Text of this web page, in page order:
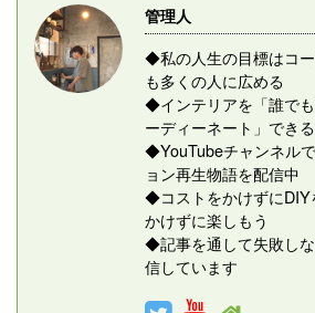
管理人
◆私の人生の目標はコ
も多くの人に広める
◆インテリアを「誰で
ーディーネート」でき
◆YouTubeチャンネル
ョン再生物語を配信中
◆コストをかけずに
かけずに楽しもう
◆記事を通して失敗し
信しています